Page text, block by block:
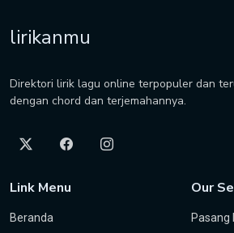
lirikanmu
Direktori lirik lagu online terpopuler dan
dengan chord dan terjemahannya.
Link Menu
Beranda
Our
Pasang